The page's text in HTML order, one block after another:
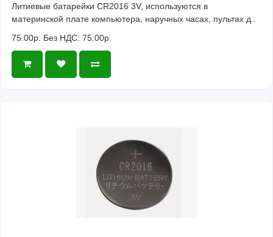
Литиевые батарейки CR2016 3V, используются в
материнской плате компьютера, наручных часах, пультах д..
75.00р. Без НДС: 75.00р.